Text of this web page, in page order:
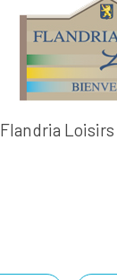
Flandria